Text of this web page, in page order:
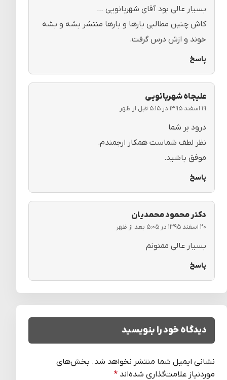
بسیار عالی بود آقای شهربانویی …
کاش چنین مطالبی بارها و بارها منتشر بشه و بشه
خوند و ازش درس گرفت.
پاسخ
علیجاه شهربانویی
۱۹ اسفند ۱۳۹۵ در ۵:۱۵ قبل از ظهر
درود بر شما
نظر لطف شماست همکار ارجمندم.
موفق باشید.
پاسخ
دكتر محمود محمديان
۲۰ اسفند ۱۳۹۵ در ۵:۰۵ بعد از ظهر
بسیار عالی ممنونم
پاسخ
دیدگاه خود را بنویسید
نشانی ایمیل شما منتشر نخواهد شد. بخش‌های
موردنیاز علامت‌گذاری شده‌اند *